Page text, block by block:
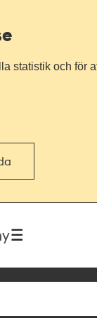
statistik och för